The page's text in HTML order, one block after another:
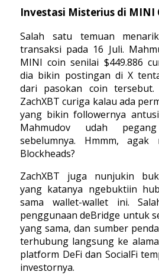
Investasi Misterius di MINI
Salah satu temuan
transaksi pada 16 Juli.
MINI coin senilai $449.886
dia bikin postingan di X
dari pasokan coin
ZachXBT curiga kalau ada
yang bikin followernya
Mahmudov udah
sebelumnya. Hmmm, agak
Blockheads?
ZachXBT juga nunjukin
yang katanya ngebuktiin
sama wallet-wallet ini.
penggunaan deBridge untuk
yang sama, dan sumber
terhubung langsung ke
platform DeFi dan SocialFi
investornya.